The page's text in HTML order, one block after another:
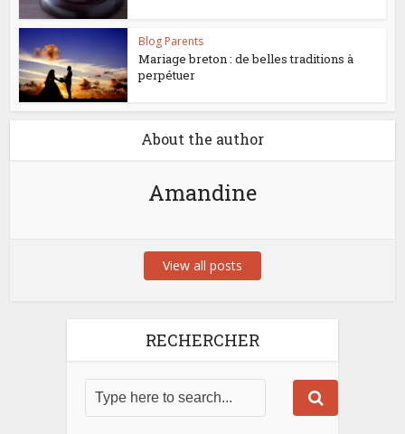
Blog Parents
Mariage breton : de belles traditions à
perpétuer
About the author
Amandine
View all posts
RECHERCHER